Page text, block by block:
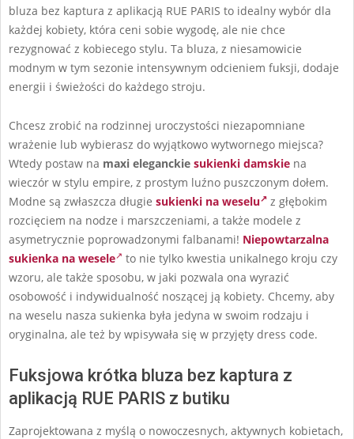
bluza bez kaptura z aplikacją RUE PARIS to idealny wybór dla
każdej kobiety, która ceni sobie wygodę, ale nie chce
rezygnować z kobiecego stylu. Ta bluza, z niesamowicie
modnym w tym sezonie intensywnym odcieniem fuksji, dodaje
energii i świeżości do każdego stroju.
Chcesz zrobić na rodzinnej uroczystości niezapomniane
wrażenie lub wybierasz do wyjątkowo wytwornego miejsca?
Wtedy postaw na maxi eleganckie sukienki damskie na
wieczór w stylu empire, z prostym luźno puszczonym dołem.
Modne są zwłaszcza długie sukienki na weselu
z głębokim
rozcięciem na nodze i marszczeniami, a także modele z
asymetrycznie poprowadzonymi falbanami! Niepowtarzalna
sukienka na wesele
to nie tylko kwestia unikalnego kroju czy
wzoru, ale także sposobu, w jaki pozwala ona wyrazić
osobowość i indywidualność noszącej ją kobiety. Chcemy, aby
na weselu nasza sukienka była jedyna w swoim rodzaju i
oryginalna, ale też by wpisywała się w przyjęty dress code.
Fuksjowa krótka bluza bez kaptura z
aplikacją RUE PARIS z butiku
Zaprojektowana z myślą o nowoczesnych, aktywnych kobietach,